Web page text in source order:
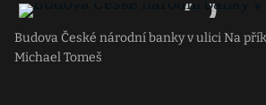
Budova České národní banky v ulici Na
Michael Tomeš